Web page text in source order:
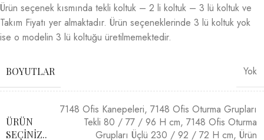
Ürün seçenek kısmında tekli koltuk – 2 li koltuk – 3 lü koltuk ve
Takım Fiyatı yer almaktadır. Ürün seçeneklerinde 3 lü koltuk yok
ise o modelin 3 lü koltuğu üretilmemektedir.
BOYUTLAR Yok
ÜRÜN
SEÇINIZ..
7148 Ofis Kanepeleri, 7148 Ofis Oturma Grupları
Tekli 80 / 77 / 96 H cm, 7148 Ofis Oturma
Grupları Üçlü 230 / 92 / 72 H cm, Ürün